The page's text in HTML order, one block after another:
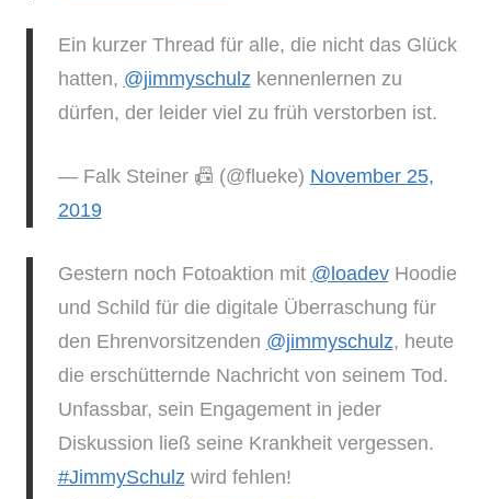
Ein kurzer Thread für alle, die nicht das Glück
hatten, @jimmyschulz kennenlernen zu
dürfen, der leider viel zu früh verstorben ist.
— Falk Steiner 📠 (@flueke) November 25,
2019
Gestern noch Fotoaktion mit @loadevHoodie
und Schild für die digitale Überraschung für
den Ehrenvorsitzenden @jimmyschulz, heute
die erschütternde Nachricht von seinem Tod.
Unfassbar, sein Engagement in jeder
Diskussion ließ seine Krankheit vergessen.
#JimmySchulz wird fehlen!